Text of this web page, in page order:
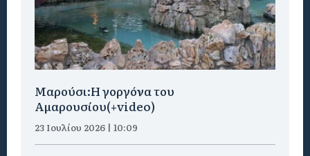
Μαρούσι:H γοργόνα του
Αμαρουσίου(+video)
23 Ιουλίου 2026 | 10:09